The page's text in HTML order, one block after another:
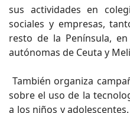
sus actividades en
sociales y empresas,
resto de la Península,
autónomas de Ceuta y
También organiza
sobre el uso de la
a los niños y